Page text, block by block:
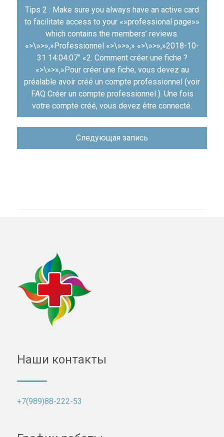
Навигация
Tips 2 : Make sure you always have an active card
to facilitate access to your «»professional page»»
which contains the members’ reviews.
«>\»>»,»Professionnel «>\»>»,» «>\»>»,»2018-10-
31 14:04:07″ «2. Comment créer une fiche ?
«>\»>»,»Pour créer une fiche, vous devez au
préalable avoir créé un compte professionnel (voir
FAQ Créer un compte professionnel‎ ). Une fois
votre compte créé, vous devez être connecté.
Следующая запись
Наши контакты
+7(989)88-222-53